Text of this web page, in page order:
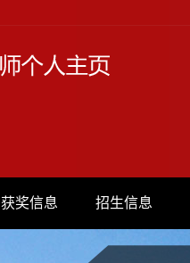
获奖信息 招生信息